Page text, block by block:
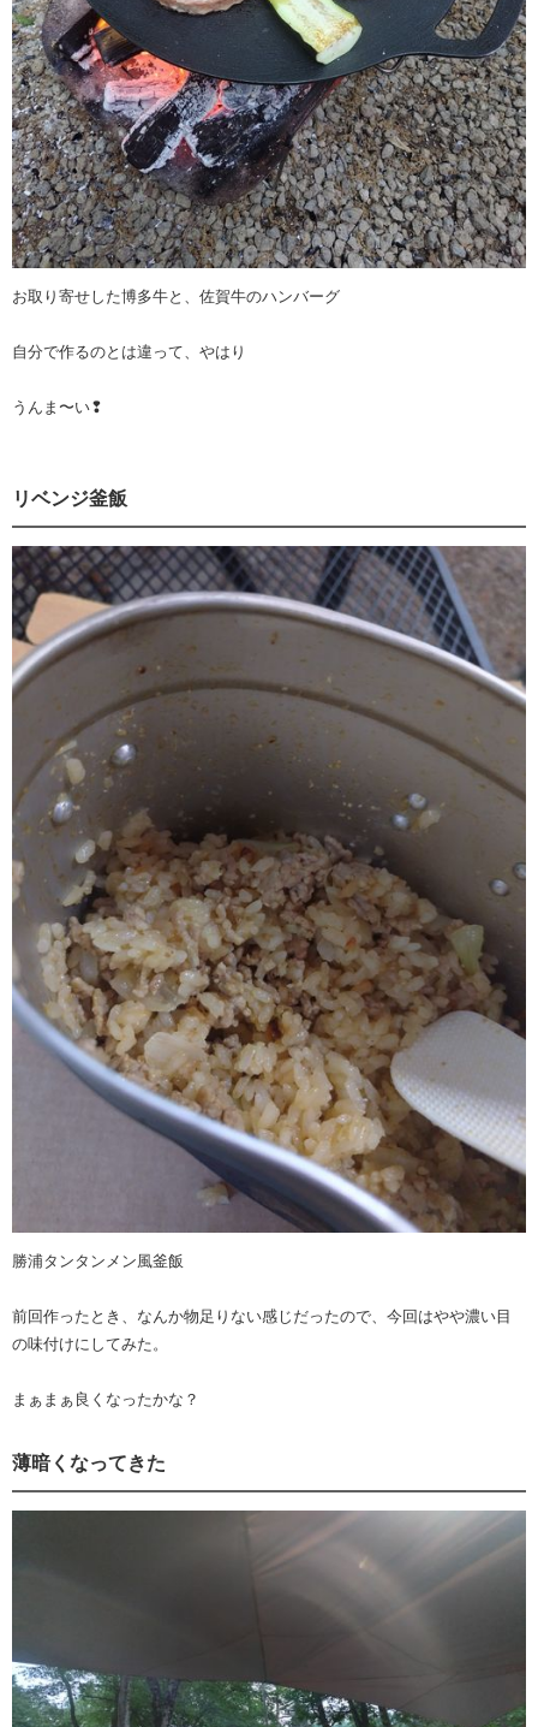
お取り寄せした博多牛と、佐賀牛のハンバーグ
自分で作るのとは違って、やはり
うんま〜い❢
リベンジ釜飯
勝浦タンタンメン風釜飯
前回作ったとき、なんか物足りない感じだったので、今回はやや濃い目
の味付けにしてみた。
まぁまぁ良くなったかな？
薄暗くなってきた